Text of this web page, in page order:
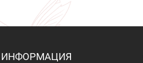
ИНФОРМАЦИЯ